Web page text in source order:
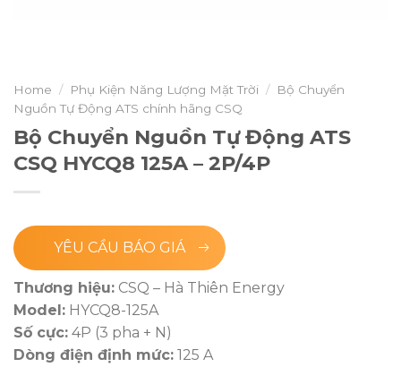
Home / Phụ Kiện Năng Lượng Mặt Trời /
Bộ Chuyển
Nguồn Tự Động ATS chính hãng CSQ
Bộ Chuyển Nguồn Tự Động ATS
CSQ HYCQ8 125A – 2P/4P
YÊU CẦU BÁO GIÁ
Thương hiệu: CSQ – Hà Thiên Energy
Model: HYCQ8-125A
Số cực: 4P (3 pha + N)
Dòng điện định mức: 125 A